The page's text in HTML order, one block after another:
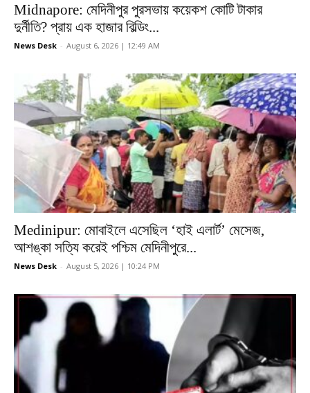
Midnapore: মেদিনীপুর পুরসভায় কয়েকশ কোটি টাকার
দুর্নীতি? প্রায় এক হাজার বিল্ডিং...
News Desk - August 6, 2026 | 12:49 AM
Medinipur: মোবাইলে এসেছিল ‘হাই এলার্ট’ মেসেজ,
আশঙ্কা সত্যি করেই পশ্চিম মেদিনীপুরে...
News Desk - August 5, 2026 | 10:24 PM